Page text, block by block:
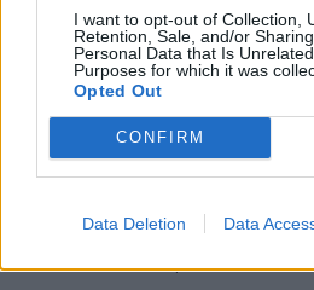
I want to opt-out of Collection,
Retention, Sale, and/or
Personal Data that Is
Purposes for which it was
Opted Out
CONFIRM
Data Deletion Data
symptôme à repérer
Je suis cardiologue et voici le seul
meilleur pour le cœur
1.7k views
CARTE. Le cancer est plus mortel dans